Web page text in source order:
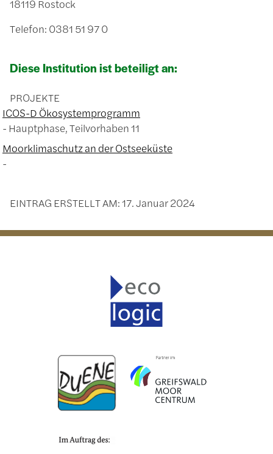
18119 Rostock
Telefon: 0381 51 97 0
Diese Institution ist beteiligt an:
PROJEKTE
ICOS-D Ökosystemprogramm
Hauptphase, Teilvorhaben 11
Moorklimaschutz an der Ostseeküste
EINTRAG ERSTELLT AM:17. Januar 2024